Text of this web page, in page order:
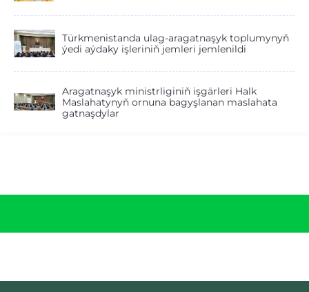
Türkmenistanda ulag-aragatnaşyk toplumynyň
ýedi aýdaky işleriniň jemleri jemlenildi
Aragatnaşyk ministrliginiň işgärleri Halk
Maslahatynyň ornuna bagyşlanan maslahata
gatnaşdylar